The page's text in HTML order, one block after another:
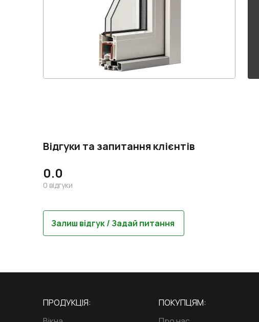
Відгуки та запитання клієнтів
0.0
0 відгуки
Залиш відгук / Задай питання
ПРОДУКЦІЯ:
ПОКУПЦЯМ: